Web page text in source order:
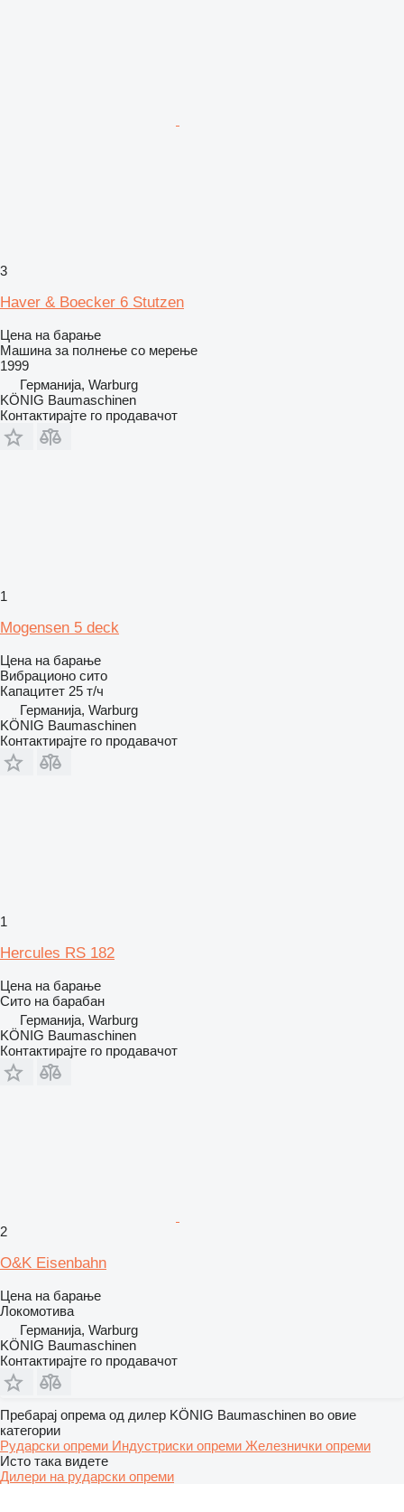
3
Haver & Boecker 6 Stutzen
Цена на барање
Машина за полнење со мерење
1999
Германија, Warburg
KÖNIG Baumaschinen
Контактирајте го продавачот
1
Mogensen 5 deck
Цена на барање
Вибрационо сито
Капацитет 25 т/ч
Германија, Warburg
KÖNIG Baumaschinen
Контактирајте го продавачот
1
Hercules RS 182
Цена на барање
Сито на барабан
Германија, Warburg
KÖNIG Baumaschinen
Контактирајте го продавачот
2
O&K Eisenbahn
Цена на барање
Локомотива
Германија, Warburg
KÖNIG Baumaschinen
Контактирајте го продавачот
Пребарај опрема од дилер KÖNIG Baumaschinen во овие
категории
Рударски опреми Индустриски опреми Железнички опреми
Исто така видете
Дилери на рударски опреми